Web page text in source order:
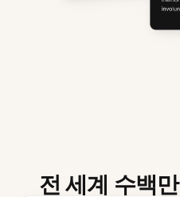
전 세계 수백